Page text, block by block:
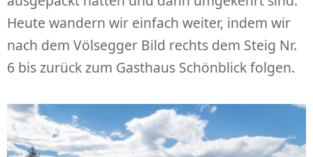
Heute wandern wir einfach weiter, indem wir
nach dem Völsegger Bild rechts dem Steig Nr.
6 bis zurück zum Gasthaus Schönblick folgen.